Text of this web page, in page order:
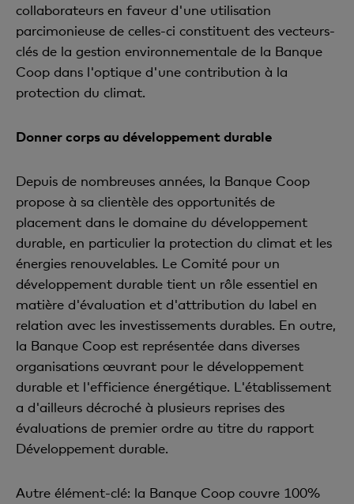
collaborateurs en faveur d'une utilisation
parcimonieuse de celles-ci constituent des vecteurs-
clés de la gestion environnementale de la Banque
Coop dans l'optique d'une contribution à la
protection du climat.
Donner corps au développement durable
Depuis de nombreuses années, la Banque Coop
propose à sa clientèle des opportunités de
placement dans le domaine du développement
durable, en particulier la protection du climat et les
énergies renouvelables. Le Comité pour un
développement durable tient un rôle essentiel en
matière d'évaluation et d'attribution du label en
relation avec les investissements durables. En outre,
la Banque Coop est représentée dans diverses
organisations œuvrant pour le développement
durable et l'efficience énergétique. L'établissement
a d'ailleurs décroché à plusieurs reprises des
évaluations de premier ordre au titre du rapport
Développement durable.
Autre élément-clé: la Banque Coop couvre 100%